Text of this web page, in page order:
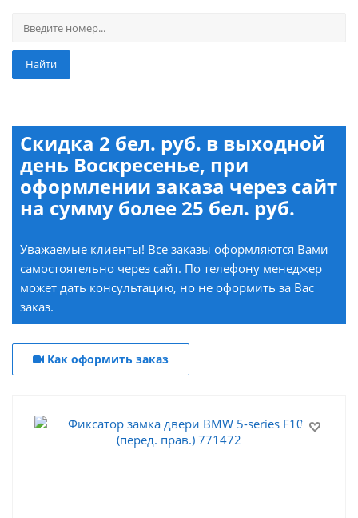
Найти
Скидка 2 бел. руб. в выходной
день Воскресенье, при
оформлении заказа через сайт
на сумму более 25 бел. руб.
Уважаемые клиенты! Все заказы оформляются Вами
самостоятельно через сайт. По телефону менеджер
может дать консультацию, но не оформить за Вас
заказ.
Как оформить заказ